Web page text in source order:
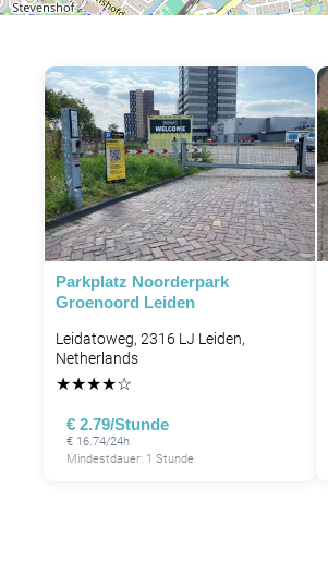
Parkplatz Noorderpark
Groenoord Leiden
Leidatoweg, 2316 LJ Leiden,
Netherlands
★★★★☆
€ 2.79/Stunde
€ 16.74/24h
Mindestdauer: 1 Stunde